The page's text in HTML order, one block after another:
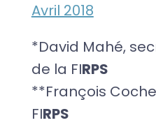
Avril 2018
*David Mahé,
de la FIRPS
**François
FIRPS